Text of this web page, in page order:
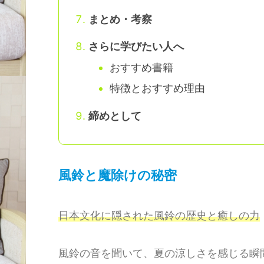
まとめ・考察
さらに学びたい人へ
おすすめ書籍
特徴とおすすめ理由
締めとして
風鈴と魔除けの秘密
日本文化に隠された風鈴の歴史と癒しの力
風鈴の音を聞いて、夏の涼しさを感じる瞬